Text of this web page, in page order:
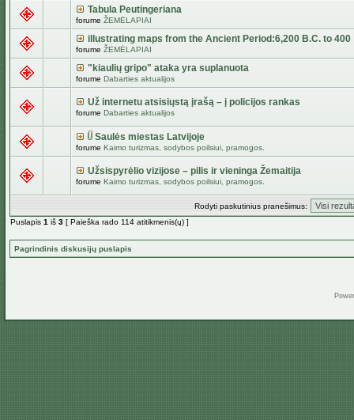
Tabula Peutingeriana
forume ŽEMĖLAPIAI
illustrating maps from the Ancient Period:6,200 B.C. to 400
forume ŽEMĖLAPIAI
"kiaulių gripo" ataka yra suplanuota
forume Dabarties aktualijos
Už internetu atsisiųstą įrašą – į policijos rankas
forume Dabarties aktualijos
Saulės miestas Latvijoje
forume Kaimo turizmas, sodybos poilsiui, pramogos.
Užsispyrėlio vizijose – pilis ir vieninga Žemaitija
forume Kaimo turizmas, sodybos poilsiui, pramogos.
Rodyti paskutinius pranešimus:
Puslapis 1 iš 3 [ Paieška rado 114 atitikmenis(ų) ]
Pagrindinis diskusijų puslapis